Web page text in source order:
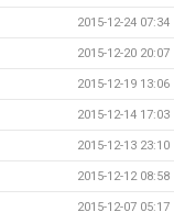
2015-12-24 07:34
2015-12-20 20:07
2015-12-19 13:06
2015-12-14 17:03
2015-12-13 23:10
2015-12-12 08:58
2015-12-07 05:17